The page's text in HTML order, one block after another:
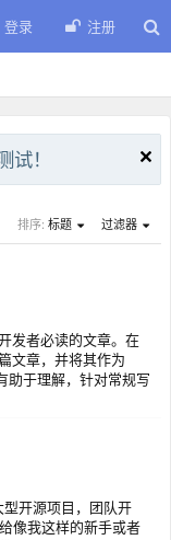
登录 注册
！
排序: 标题 过滤器
发者必读的文章。在
文章，并将其作为
助于理解，针对常规写
开源项目，团队开
像我这样的新手或者